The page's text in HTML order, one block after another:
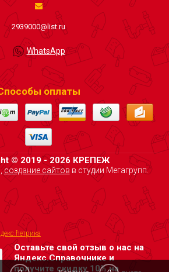
2939000@list.ru
WhatsApp
оплаты
© 2019 - 2026 КРЕПЕЖ
создание сайтов в студии Мегагрупп.
Оставьте свой отзыв о нас на
Яндекс.Справочнике и
получите скидку 10% на